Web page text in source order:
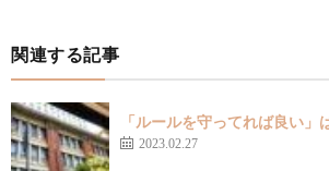
関連する記事
「ルールを守ってれば良い」
2023.02.27